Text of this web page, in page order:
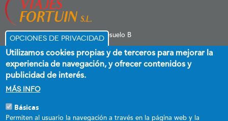
C/ Menéndez Pelayo 6 Entresuelo B
Esta empresa ha recibido una subvención destinada a promover el
Opciones de privacidad
Utilizamos cookies propias y de terceros para mejorar la
experiencia de navegación, y ofrecer contenidos y
publicidad de interés.
Más info
Básicas
Permiten al usuario la navegación a través en la página web y la